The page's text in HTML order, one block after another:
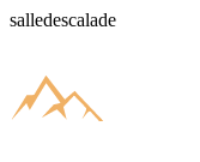
salledescalade